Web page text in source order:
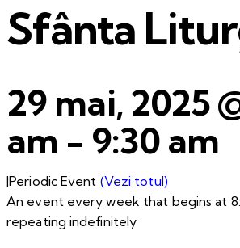
Sfânta
29 mai, 2025
am - 9:30 am
|Periodic Event (Vezi totul)
An event every week that begins at
repeating indefinitely